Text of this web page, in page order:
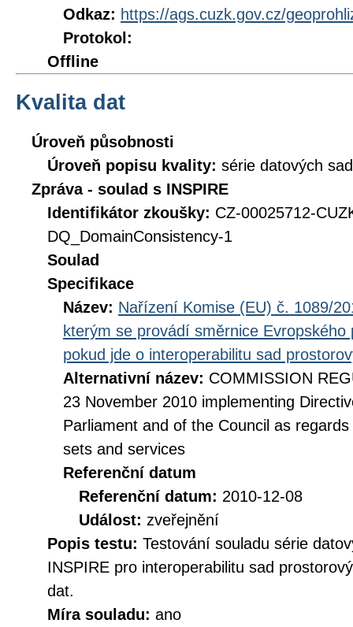
Odkaz: https://ags.cuzk.gov.cz/
Protokol:
Offline
Kvalita dat
Úroveň působnosti
Úroveň popisu kvality: série datových sad
Zpráva - soulad s INSPIRE
Identifikátor zkoušky: CZ-00025712-
DQ_DomainConsistency-1
Soulad
Specifikace
Název: Nařízení Komise (EU) č. 1089/
kterým se provádí směrnice
pokud jde o interoperabilitu sad
Alternativní název: COMMISSION
23 November 2010 implementing
Parliament and of the Council as
sets and services
Referenční datum
Referenční datum: 2010-12-08
Událost: zveřejnění
Popis testu: Testování souladu série
INSPIRE pro interoperabilitu sad
dat.
Míra souladu: ano